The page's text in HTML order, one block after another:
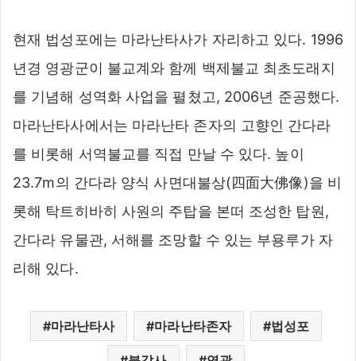
현재 법성포에는 마라난타사가 자리하고 있다. 1996
년경 영광군이 불교계와 함께 백제불교 최초도래지
를 기념해 성역화 사업을 펼쳤고, 2006년 준공했다.
마라난타사에서는 마라난타 존자의 고향인 간다라
를 비롯해 서역불교를 직접 만날 수 있다. 높이
23.7m의 간다라 양식 사면대불상(四面大佛像)을 비
롯해 탁트히바히 사원의 주탑을 본떠 조성한 탑원,
간다라 유물관, 서해를 조망할 수 있는 부용루가 자
리해 있다.
마라난타사 마라난타존자 법성포